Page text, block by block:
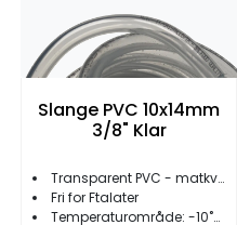
Slange PVC 10x14mm
3/8" Klar
Transparent PVC - matkvalitet
Fri for Ftalater
Temperaturområde: -10˚C +60˚C